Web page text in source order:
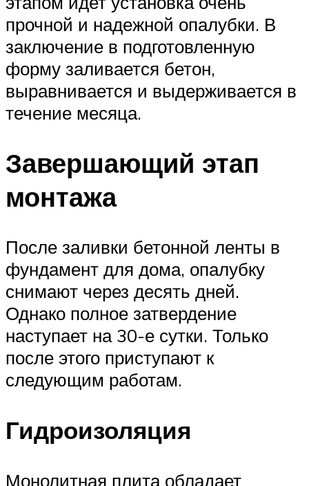
прочной и надежной опалубки. В
заключение в подготовленную
форму заливается бетон,
выравнивается и выдерживается в
течение месяца.
Завершающий этап
монтажа
После заливки бетонной ленты в
фундамент для дома, опалубку
снимают через десять дней.
Однако полное затвердение
наступает на 30-е сутки. Только
после этого приступают к
следующим работам.
Гидроизоляция
Монолитная плита обладает